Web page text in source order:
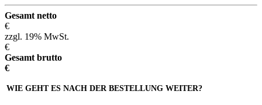
Gesamt netto
€
zzgl. 19% MwSt.
€
Gesamt brutto
€
WIE GEHT ES NACH DER BESTELLUNG WEITER?